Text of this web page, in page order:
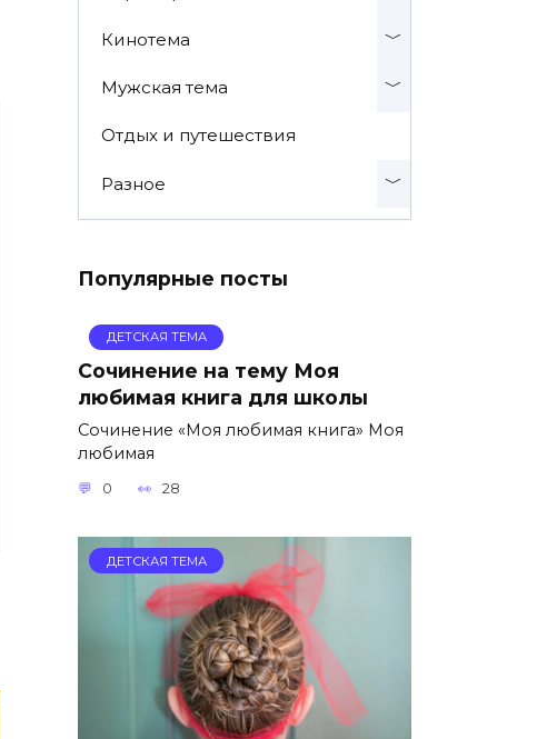
Кинотема
Мужская тема
Отдых и путешествия
Разное
Популярные посты
ДЕТСКАЯ ТЕМА
Сочинение на тему Моя
любимая книга для школы
Сочинение «Моя любимая книга» Моя
любимая
0 28
ДЕТСКАЯ ТЕМА